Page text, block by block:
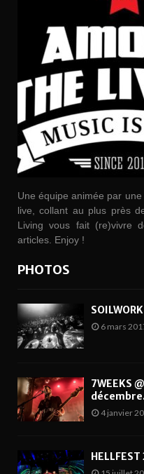
Une équipe animée par
live, collant au plus près
Living vous fait (re)vivre
articles. Enjoy !
PHOTOS
6 mars
7WEEKS
4 janvier